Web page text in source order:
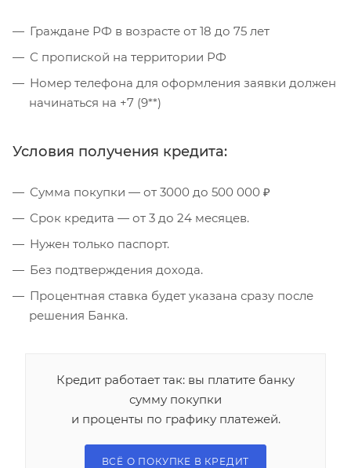
Граждане РФ в возрасте от 18 до 75 лет
С пропиской на территории РФ
Номер телефона для оформления заявки должен
начинаться на +7 (9**)
Условия получения кредита:
Сумма покупки — от 3000 до 500 000 ₽
Срок кредита — от 3 до 24 месяцев.
Нужен только паспорт.
Без подтверждения дохода.
Процентная ставка будет указана сразу после
решения Банка.
Кредит работает так: вы платите банку
сумму покупки
и проценты по графику платежей.
ВСЁ О ПОКУПКЕ В КРЕДИТ